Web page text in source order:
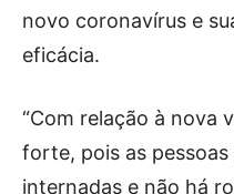
novo coronavírus e
eficácia.
“Com relação à nova
forte, pois as
internadas e não há